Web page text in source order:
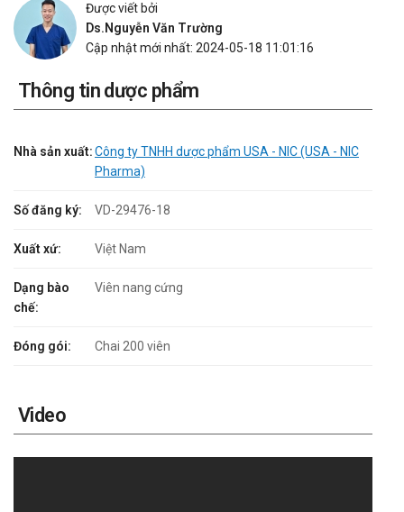
Được viết bởi
Ds.Nguyễn Văn Trường
Cập nhật mới nhất: 2024-05-18 11:01:16
Thông tin dược phẩm
Nhà sản xuất:Công ty TNHH dược phẩm USA - NIC (USA - NIC
Pharma)
Số đăng ký: VD-29476-18
Xuất xứ: Việt Nam
Dạng bào
chế:
Viên nang cứng
Đóng gói: Chai 200 viên
Video